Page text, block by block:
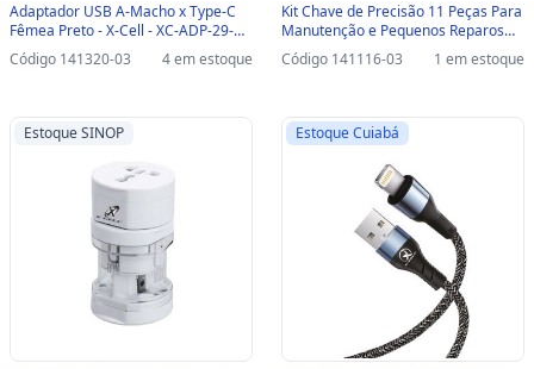
Adaptador USB A-Macho x Type-C
Fêmea Preto - X-Cell - XC-ADP-29-
SINOP-03 - XC-ADP-29
Código 141320-03 4 em estoque
Kit Chave de Precisão 11 Peças Para
Manutenção e Pequenos Reparos
em Celulares e Tablets X-Cell - XC-
KC1-SINOP-03 - XC-KC1
Código 141116-03 1 em estoque
Estoque SINOP Estoque Cuiabá